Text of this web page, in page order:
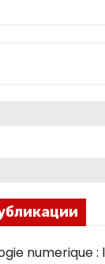
numerique :